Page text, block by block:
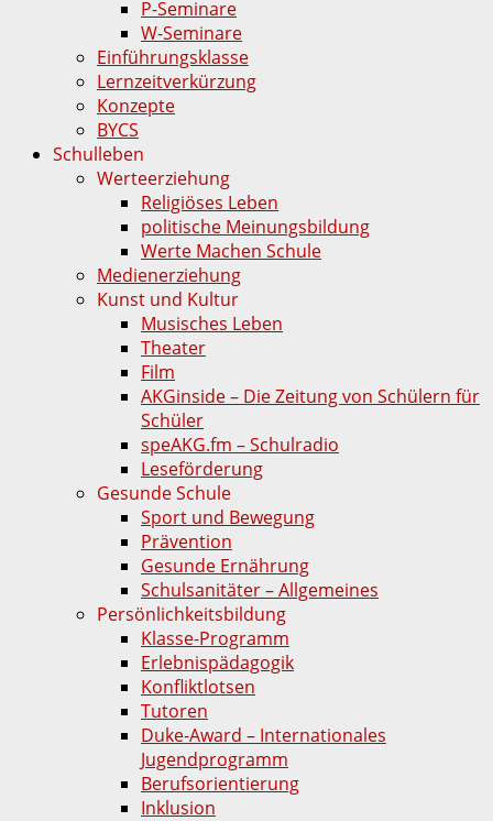
P-Seminare
W-Seminare
Einführungsklasse
Lernzeitverkürzung
Konzepte
BYCS
Schulleben
Werteerziehung
Religiöses Leben
politische Meinungsbildung
Werte Machen Schule
Medienerziehung
Kunst und Kultur
Musisches Leben
Theater
Film
AKGinside – Die Zeitung von Schülern für
Schüler
speAKG.fm – Schulradio
Leseförderung
Gesunde Schule
Sport und Bewegung
Prävention
Gesunde Ernährung
Schulsanitäter – Allgemeines
Persönlichkeitsbildung
Klasse-Programm
Erlebnispädagogik
Konfliktlotsen
Tutoren
Duke-Award – Internationales
Jugendprogramm
Berufsorientierung
Inklusion